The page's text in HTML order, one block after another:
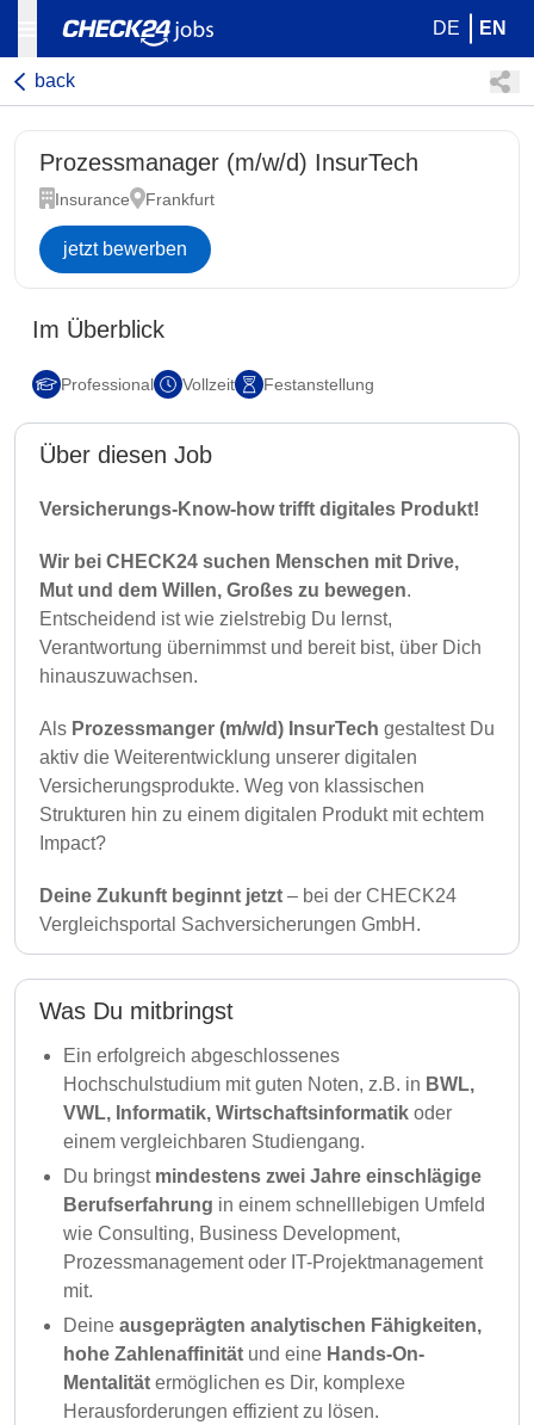
DE EN
back
Prozessmanager (m/w/d) InsurTech
Insurance Frankfurt
jetzt bewerben
Im Überblick
Professional Vollzeit Festanstellung
Über diesen Job
Versicherungs-Know-how trifft digitales Produkt!
Wir bei CHECK24 suchen Menschen mit Drive,
Mut und dem Willen, Großes zu bewegen.
Entscheidend ist wie zielstrebig Du lernst,
Verantwortung übernimmst und bereit bist, über Dich
hinauszuwachsen.
Als Prozessmanger (m/w/d) InsurTech gestaltest Du
aktiv die Weiterentwicklung unserer digitalen
Versicherungsprodukte. Weg von klassischen
Strukturen hin zu einem digitalen Produkt mit echtem
Impact?
Deine Zukunft beginnt jetzt – bei der CHECK24
Vergleichsportal Sachversicherungen GmbH.
Was Du mitbringst
Ein erfolgreich abgeschlossenes
Hochschulstudium mit guten Noten, z.B. in BWL,
VWL, Informatik, Wirtschaftsinformatik oder
einem vergleichbaren Studiengang.
Du bringst mindestens zwei Jahre einschlägige
Berufserfahrung in einem schnelllebigen Umfeld
wie Consulting, Business Development,
Prozessmanagement oder IT-Projektmanagement
mit.
Deine ausgeprägten analytischen Fähigkeiten,
hohe Zahlenaffinität und eine Hands-On-
Mentalität ermöglichen es Dir, komplexe
Herausforderungen effizient zu lösen.